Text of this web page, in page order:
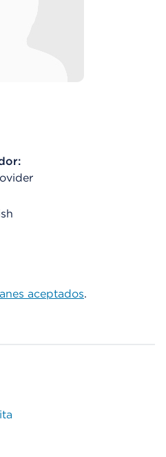
aceptados.